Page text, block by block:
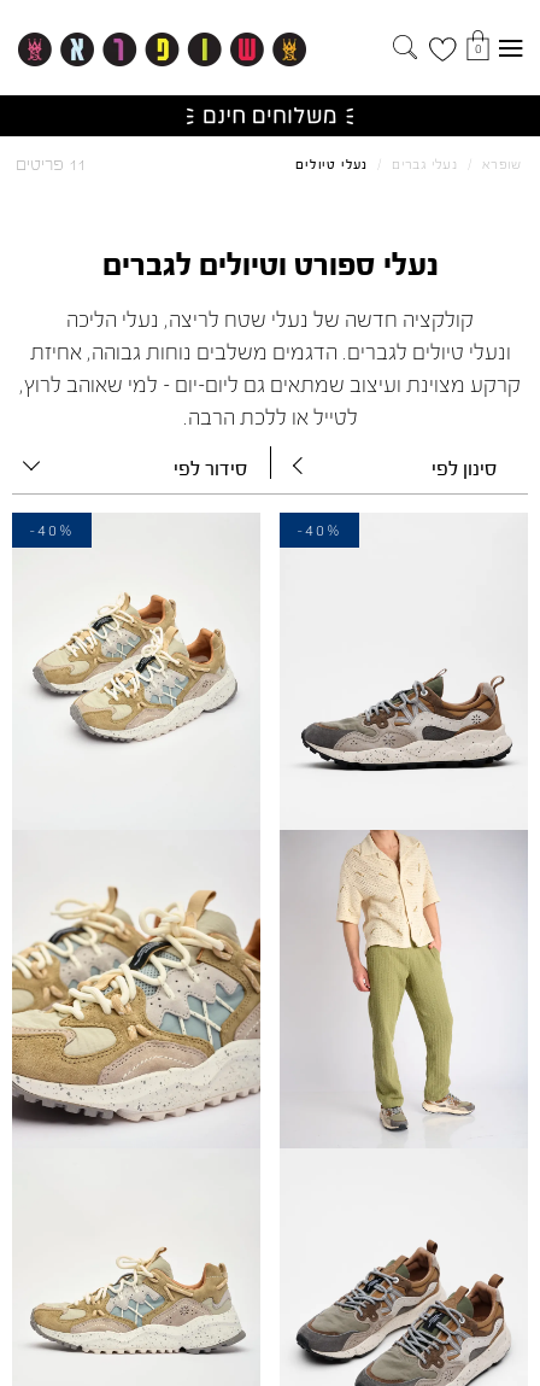
0
שופרא / נעלי גברים / נעלי טיולים
נעלי ספורט וטיולים לגברים
קולקציה חדשה של נעלי שטח לריצה, נעלי הליכה
ונעלי טיולים לגברים. הדגמים משלבים נוחות גבוהה, אחיזת
קרקע מצוינת ועיצוב שמתאים גם ליום-יום – למי שאוהב לרוץ,
לטייל או ללכת הרבה.
סינון לפי
11 פריטים
סידור לפי
-40%
-40%